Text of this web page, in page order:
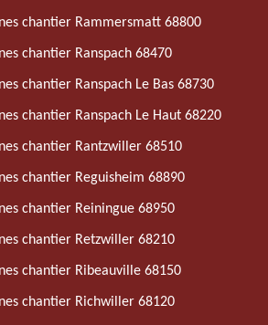
chantier Rammersmatt 68800
chantier Ranspach 68470
chantier Ranspach Le Bas 68730
chantier Ranspach Le Haut 68220
chantier Rantzwiller 68510
chantier Reguisheim 68890
chantier Reiningue 68950
chantier Retzwiller 68210
chantier Ribeauville 68150
chantier Richwiller 68120